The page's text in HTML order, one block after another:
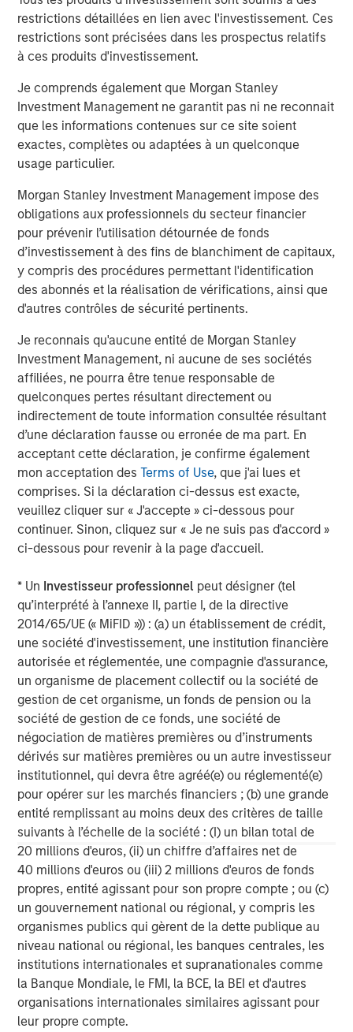
restrictions détaillées en lien avec l'investissement. Ces
restrictions sont précisées dans les prospectus relatifs
à ces produits d'investissement.
Je comprends également que Morgan Stanley
Investment Management ne garantit pas ni ne reconnait
que les informations contenues sur ce site soient
exactes, complètes ou adaptées à un quelconque
usage particulier.
Morgan Stanley Investment Management impose des
obligations aux professionnels du secteur financier
pour prévenir l’utilisation détournée de fonds
d’investissement à des fins de blanchiment de capitaux,
y compris des procédures permettant l'identification
des abonnés et la réalisation de vérifications, ainsi que
d'autres contrôles de sécurité pertinents.
Je reconnais qu'aucune entité de Morgan Stanley
Investment Management, ni aucune de ses sociétés
affiliées, ne pourra être tenue responsable de
quelconques pertes résultant directement ou
indirectement de toute information consultée résultant
d’une déclaration fausse ou erronée de ma part. En
acceptant cette déclaration, je confirme également
mon acceptation desTerms of Use, que j'ai lues et
comprises. Si la déclaration ci-dessus est exacte,
veuillez cliquer sur « J'accepte » ci-dessous pour
continuer. Sinon, cliquez sur « Je ne suis pas d'accord »
ci-dessous pour revenir à la page d'accueil.
* Un Investisseur professionnel peut désigner (tel
qu’interprété à l’annexe II, partie I, de la directive
2014/65/UE (« MiFID »)) : (a) un établissement de crédit,
une société d'investissement, une institution financière
autorisée et réglementée, une compagnie d'assurance,
un organisme de placement collectif ou la société de
gestion de cet organisme, un fonds de pension ou la
société de gestion de ce fonds, une société de
négociation de matières premières ou d’instruments
dérivés sur matières premières ou un autre investisseur
institutionnel, qui devra être agréé(e) ou réglementé(e)
pour opérer sur les marchés financiers ; (b) une grande
entité remplissant au moins deux des critères de taille
suivants à l’échelle de la société : (I) un bilan total de
20 millions d'euros, (ii) un chiffre d’affaires net de
40 millions d'euros ou (iii) 2 millions d'euros de fonds
propres, entité agissant pour son propre compte ; ou (c)
un gouvernement national ou régional, y compris les
organismes publics qui gèrent de la dette publique au
niveau national ou régional, les banques centrales, les
institutions internationales et supranationales comme
la Banque Mondiale, le FMI, la BCE, la BEI et d'autres
organisations internationales similaires agissant pour
leur propre compte.
extending our longstanding partnership with Michael
Rucker and the rest of the Ivy executive leadership team
as we work to build the preeminent industry innovator in
the therapy services market. We believe Ivy is well-
positioned to build upon the success achieved to date.”
Harris Williams served as financial advisor, Aviditi
Advisors served as continuation fund advisor, and
Kirkland & Ellis LLP served as legal counsel for WCP and
Ivy.
About Waud Capital Partners
Waud Capital Partners is a growth-oriented private equity
firm with total capital commitments of approximately
$3.7 billion since its founding in 1993. WCP seeks to
partner with strong management teams to build market-
services and software/technology. Since its founding,
WCP has successfully completed more than 400
investments, including platform companies and follow-on
opportunities. To learn more, visitwww.waudcapital.com
About Morgan Stanley Private Equity Secondaries
Morgan Stanley Private Equity Secondaries, an
investment team within Morgan Stanley Investment
Management, seeks to deliver innovative private market
solutions to a global client base. As part of a broader
team of 50 dedicated private markets focused
professionals, the secondaries business draws on
decades of investment experience across private
markets. For further information about Morgan Stanley
Private Equity Secondaries, visit
www.morganstanley.com/im.
www.morganstanley.com/im
About Ivy Rehab Physical Therapy
Ivy is a leading provider of outpatient therapy services
across the Northeast, Mid-Atlantic, Southeast, and
Midwest regions of the United States through a rapidly
growing network of more than 450 clinics that includes
approximately 100 dedicated pediatric therapy clinics.
Across its network of sites, Ivy offers a comprehensive
set of therapy treatment options and specialized care
programs and is dedicated to providing exceptional
clinical care and the best patient experience. For
additional information on Ivy,visitivyrehab.com.
MSIM Spokesperson
David N. Miller